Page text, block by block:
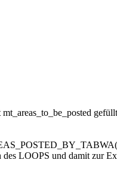
LOOPS und damit zur